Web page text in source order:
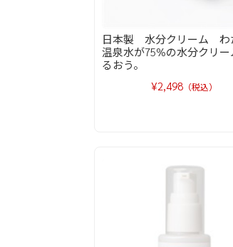
日本製 水分クリーム わ
温泉水が75%の水分クリー
るおう。
¥2,498 （税込）